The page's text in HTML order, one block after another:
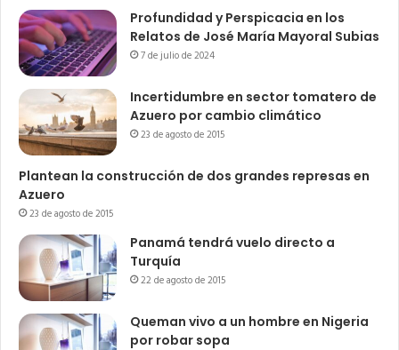
Profundidad y Perspicacia en los
Relatos de José María Mayoral Subias
7 de julio de 2024
Incertidumbre en sector tomatero de
Azuero por cambio climático
23 de agosto de 2015
Plantean la construcción de dos grandes represas en
Azuero
23 de agosto de 2015
Panamá tendrá vuelo directo a
Turquía
22 de agosto de 2015
Queman vivo a un hombre en Nigeria
por robar sopa